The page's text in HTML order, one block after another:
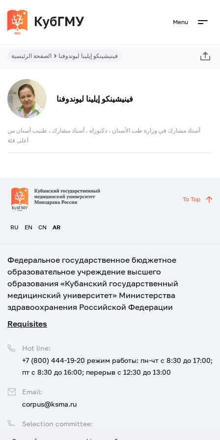
Menu
الصفحة الرئيسية فينيشينكو إيلينا ليوندوفنا
فينيشينكو إيلينا ليوندوفنا
أستاذ مشارك في وزارة طب الأسنان ، دكتوراه ، أستاذ مشارك ، طبيب أسنان من
أعلى فئة
RU EN CN AR
To Top
Федеральное государственное бюджетное
образовательное учреждение высшего
образования «Кубанский государственный
медицинский университет» Министерства
здравоохранения Российской Федерации
Requisites
Selection committee:
Hot line:
+7 (800) 444-19-20 режим работы: пн-чт с 8:30 до 17:00;
пт с 8:30 до 16:00; перерыв с 12:30 до 13:00
Email:
corpus@ksma.ru